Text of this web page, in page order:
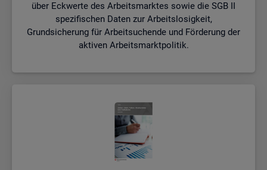
über Eckwerte des Arbeitsmarktes sowie die SGB II
spezifischen Daten zur Arbeitslosigkeit,
Grundsicherung für Arbeitsuchende und Förderung der
aktiven Arbeitsmarktpolitik.